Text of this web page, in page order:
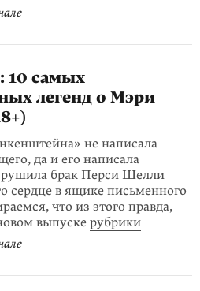
10 самых
легенд о Мэри
не написала
да и его написала
брак Перси Шелли
сердце в ящике письменного
что из этого правда,
выпуске рубрики